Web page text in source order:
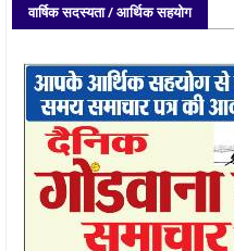
वार्षिक सदस्यता / आर्थिक सहयोग